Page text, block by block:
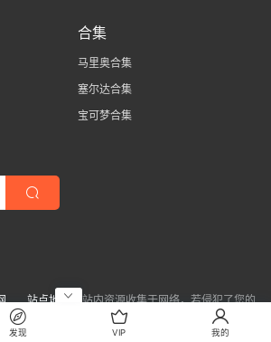
合集
马里奥合集
塞尔达合集
宝可梦合集
站点地图
站内资源收集于网络，若侵犯了您的
合法权益，请联系我们删除！
发现 VIP 我的